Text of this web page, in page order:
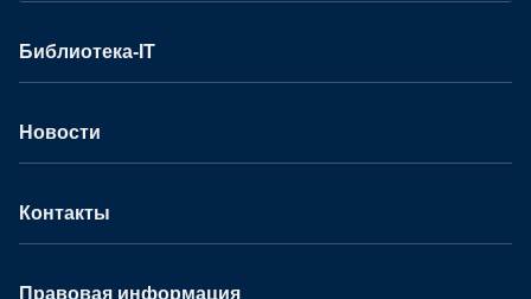
Библиотека-IT
Новости
Контакты
Правовая информация